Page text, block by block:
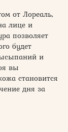
от Лореаль,
лице и
позволяет
будет
и
вы
становится
дня за